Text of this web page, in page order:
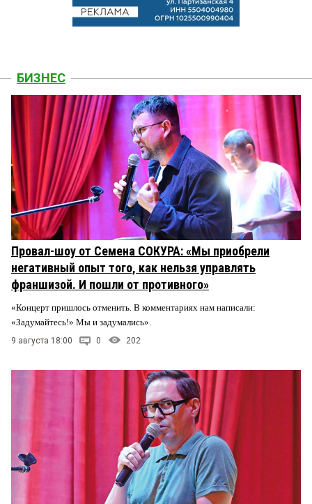
БИЗНЕС
Провал-шоу от Семена СОКУРА: «Мы приобрели
негативный опыт того, как нельзя управлять
франшизой. И пошли от противного»
«Концерт пришлось отменить. В комментариях нам написали:
«Задумайтесь!» Мы и задумались».
9 августа 18:00 0 202